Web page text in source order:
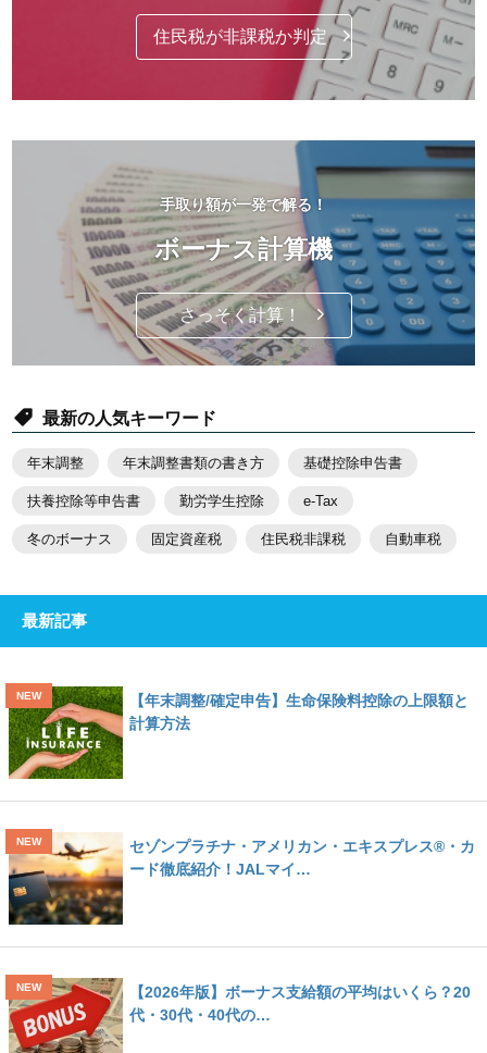
住民税が非課税か判定
手取り額が一発で解る！
ボーナス計算機
さっそく計算！
最新の人気キーワード
年末調整 年末調整書類の書き方 基礎控除申告書
扶養控除等申告書 勤労学生控除 e-Tax
冬のボーナス 固定資産税 住民税非課税 自動車税
最新記事
【年末調整/確定申告】生命保険料控除の上限額と
計算方法
セゾンプラチナ・アメリカン・エキスプレス®・カ
ード徹底紹介！JALマイ…
【2026年版】ボーナス支給額の平均はいくら？20
代・30代・40代の…